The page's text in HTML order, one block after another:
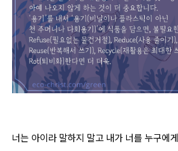
너는 아이라 말하지 말고 내가 너를 누구에